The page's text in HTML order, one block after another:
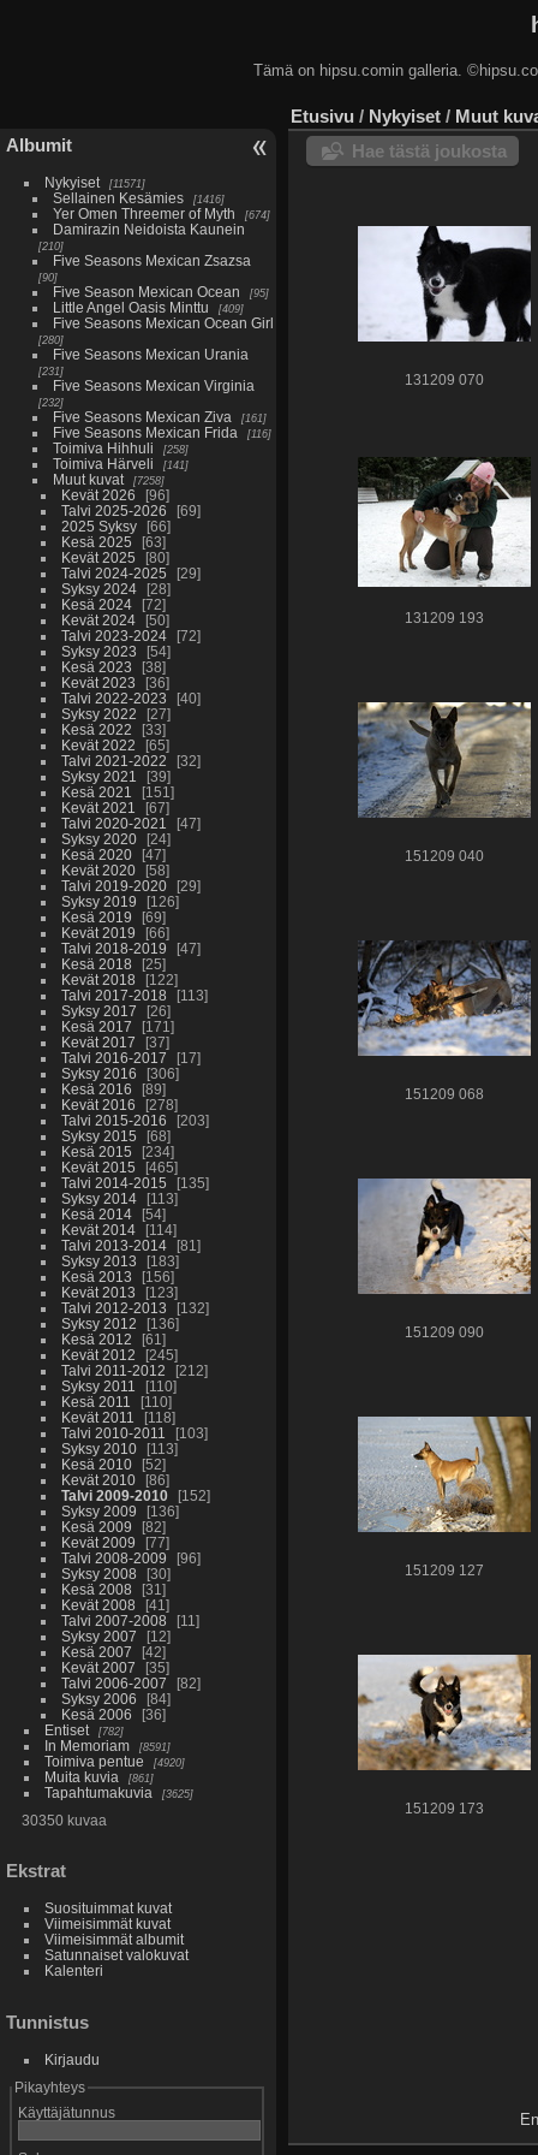
Tämä on hipsu.comin galleria.
Albumit
Nykyiset 11571
Sellainen Kesämies 1416
Yer Omen Threemer of Myth 674
Damirazin Neidoista Kaunein
210
Five Seasons Mexican Zsazsa
90
Five Season Mexican Ocean 95
Little Angel Oasis Minttu 409
Five Seasons Mexican Ocean Girl
280
Five Seasons Mexican Urania
231
Five Seasons Mexican Virginia
232
Five Seasons Mexican Ziva 161
Five Seasons Mexican Frida 116
Toimiva Hihhuli 258
Toimiva Härveli 141
Muut kuvat 7258
Kevät 2026
96
Talvi 2025-2026
69
2025 Syksy
66
Kesä 2025
63
Kevät 2025
80
Talvi 2024-2025
29
Syksy 2024
28
Kesä 2024
72
Kevät 2024
50
Talvi 2023-2024
72
Syksy 2023
54
Kesä 2023
38
Kevät 2023
36
Talvi 2022-2023
40
Syksy 2022
27
Kesä 2022
33
Kevät 2022
65
Talvi 2021-2022
32
Syksy 2021
39
Kesä 2021
151
Kevät 2021
67
Talvi 2020-2021
47
Syksy 2020
24
Kesä 2020
47
Kevät 2020
58
Talvi 2019-2020
29
Syksy 2019
126
Kesä 2019
69
Kevät 2019
66
Talvi 2018-2019
47
Kesä 2018
25
Kevät 2018
122
Talvi 2017-2018
113
Syksy 2017
26
Kesä 2017
171
Kevät 2017
37
Talvi 2016-2017
17
Syksy 2016
306
Kesä 2016
89
Kevät 2016
278
Talvi 2015-2016
203
Syksy 2015
68
Kesä 2015
234
Kevät 2015
465
Talvi 2014-2015
135
Syksy 2014
113
Kesä 2014
54
Kevät 2014
114
Talvi 2013-2014
81
Syksy 2013
183
Kesä 2013
156
Kevät 2013
123
Talvi 2012-2013
132
Syksy 2012
136
Kesä 2012
61
Kevät 2012
245
Talvi 2011-2012
212
Syksy 2011
110
Kesä 2011
110
Kevät 2011
118
Talvi 2010-2011
103
Syksy 2010
113
Kesä 2010
52
Kevät 2010
86
Talvi 2009-2010
152
Syksy 2009
136
Kesä 2009
82
Kevät 2009
77
Talvi 2008-2009
96
Syksy 2008
30
Kesä 2008
31
Kevät 2008
41
Talvi 2007-2008
11
Syksy 2007
12
Kesä 2007
42
Kevät 2007
35
Talvi 2006-2007
82
Syksy 2006
84
Kesä 2006
36
Entiset
782
In Memoriam 8591
Toimiva pentue 4920
Muita kuvia 861
Tapahtumakuvia 3625
30350 kuvaa
Ekstrat
Suosituimmat kuvat
Viimeisimmät kuvat
Viimeisimmät albumit
Satunnaiset valokuvat
Kalenteri
Tunnistus
Kirjaudu
Pikayhteys
Käyttäjätunnus
Etusivu / Nykyiset / Muut
Hae tästä joukosta
131209 070
131209 193
151209 040
151209 068
151209 090
151209 127
151209 173